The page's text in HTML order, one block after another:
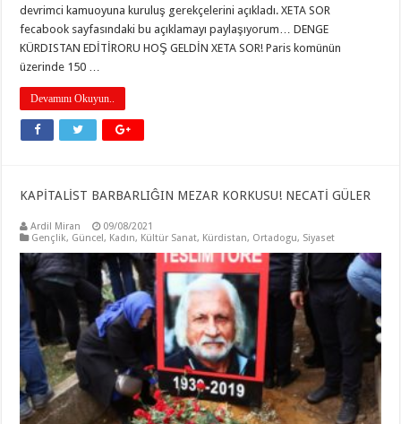
devrimci kamuoyuna kuruluş gerekçelerini açıkladı. XETA SOR
fecabook sayfasındaki bu açıklamayı paylaşıyorum… DENGE
KÜRDISTAN EDİTİRORU HOŞ GELDİN XETA SOR! Paris komünün
üzerinde 150 …
Devamını Okuyun..
KAPİTALİST BARBARLIĜIN MEZAR KORKUSU! NECATİ GÜLER
Ardil Miran
09/08/2021
Gençlik, Güncel, Kadın, Kültür Sanat, Kürdistan, Ortadogu, Siyaset